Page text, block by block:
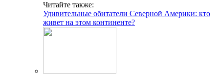
Читайте также:
Удивительные обитатели Северной Америки: кто
живет на этом континенте?